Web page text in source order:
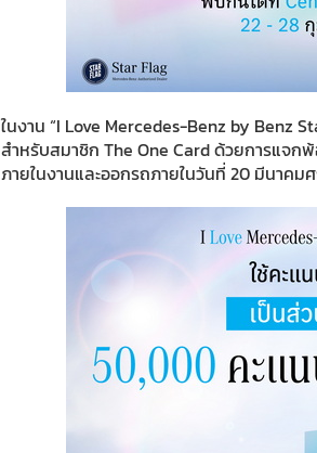
ในงาน “I Love Mercedes-Benz by Benz
สำหรับสมาชิก The One Card ด้วยการแจ
ภายในงานและออกรถภายในวันที่ 20 มีนาคม